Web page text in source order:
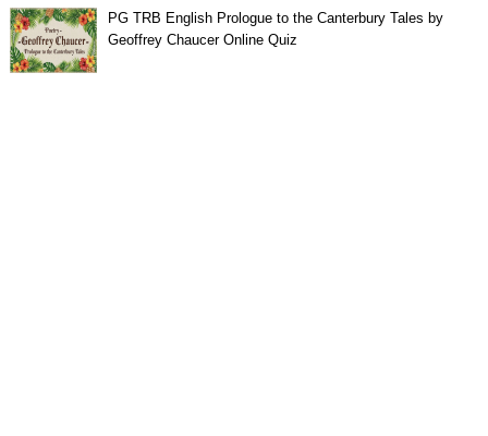
PG TRB English Prologue to the Canterbury Tales by
Geoffrey Chaucer Online Quiz